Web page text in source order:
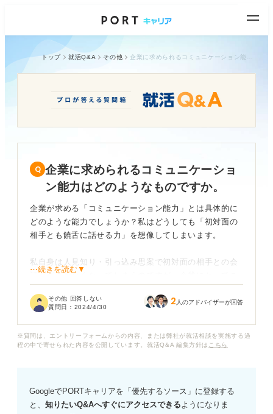
トップ 就活Q&A その他
企業に求められるコミュニケーショ
ン能力はどのようなものですか。
企業が求める「コミュニケーション能力」とは具体的に
どのような能力でしょうか？私はどうしても「初対面の
相手とも饒舌に話せる力」を想像してしまいます。
私自身は人見知り・引っ込み思案で初対面の相手との会
話がぎこちなくなってしまうのですが、企業にとってこ
されてしまうでしょうか？
⋯続きを読む▼
その他 回答しない
質問日： 2024/4/30 2 人のアドバイザーが回答
※質問は、エントリーフォームからの内容、または弊社が就活相談を実施する過
程の中で寄せられた内容を公開しています。就活Q&A 編集方針は こちら
GoogleでPORTキャリアを「優先するソース」に登録する
と、 知りたいQ&Aへすぐにアクセスできるようになりま